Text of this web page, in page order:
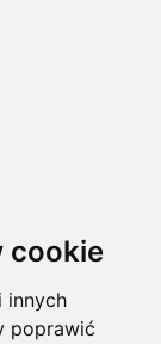
cookie
innych
poprawić